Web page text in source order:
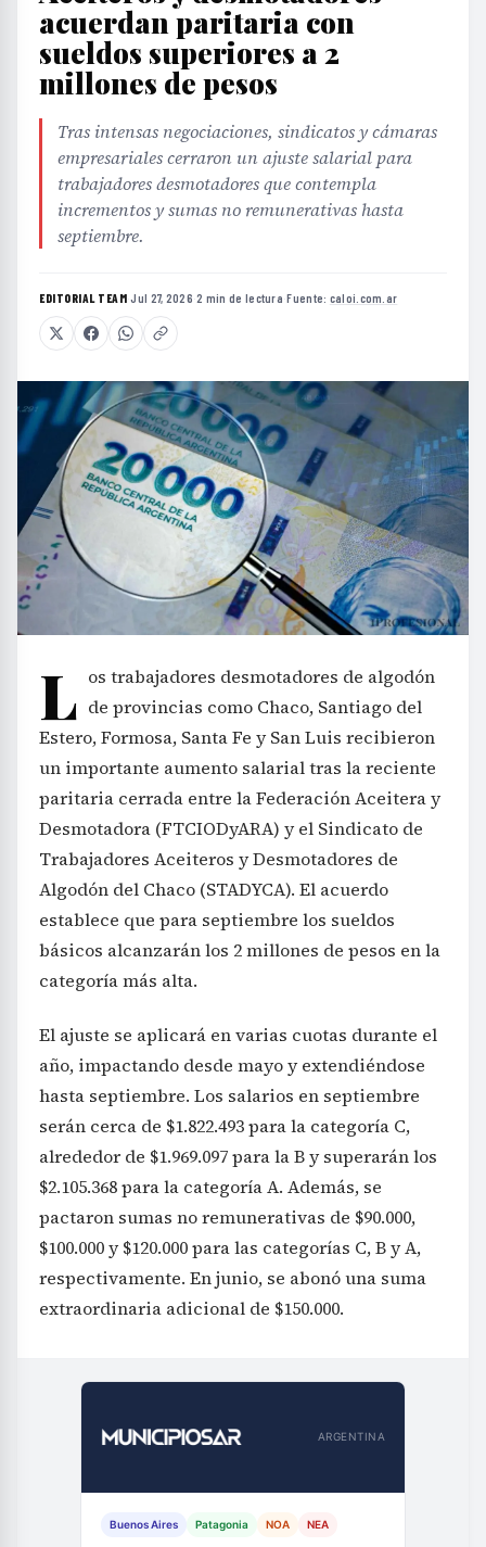
acuerdan paritaria con
sueldos superiores a 2
millones de pesos
Tras intensas negociaciones, sindicatos y cámaras
empresariales cerraron un ajuste salarial para
trabajadores desmotadores que contempla
incrementos y sumas no remunerativas hasta
septiembre.
EDITORIAL TEAM·Jul 27, 2026·2 min de lectura·Fuente: caloi.com.ar
L os trabajadores desmotadores de algodón
de provincias como Chaco, Santiago del
Estero, Formosa, Santa Fe y San Luis recibieron
un importante aumento salarial tras la reciente
paritaria cerrada entre la Federación Aceitera y
Desmotadora (FTCIODyARA) y el Sindicato de
Trabajadores Aceiteros y Desmotadores de
Algodón del Chaco (STADYCA). El acuerdo
establece que para septiembre los sueldos
básicos alcanzarán los 2 millones de pesos en la
categoría más alta.
El ajuste se aplicará en varias cuotas durante el
año, impactando desde mayo y extendiéndose
hasta septiembre. Los salarios en septiembre
serán cerca de $1.822.493 para la categoría C,
alrededor de $1.969.097 para la B y superarán los
$2.105.368 para la categoría A. Además, se
pactaron sumas no remunerativas de $90.000,
$100.000 y $120.000 para las categorías C, B y A,
respectivamente. En junio, se abonó una suma
extraordinaria adicional de $150.000.
ARGENTINA
Buenos Aires Patagonia NOA NEA